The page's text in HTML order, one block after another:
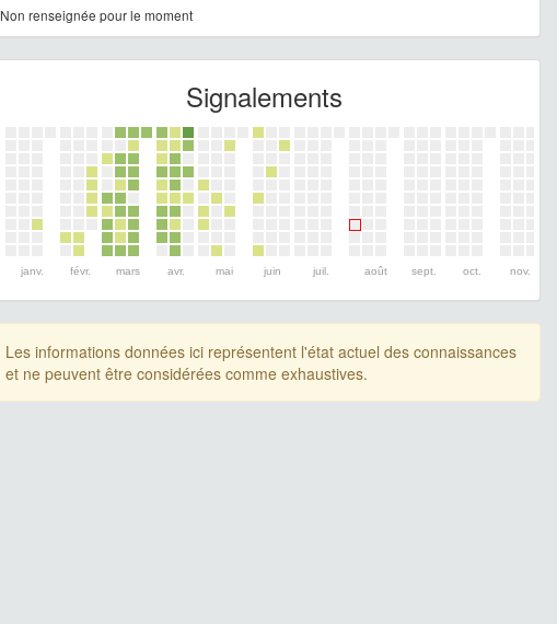
Non renseignée pour le moment
Signalements
janv. févr. mars avr. mai juin juil. août sept. oct. nov.
Les informations données ici représentent l'état actuel des connaissances
et ne peuvent être considérées comme exhaustives.